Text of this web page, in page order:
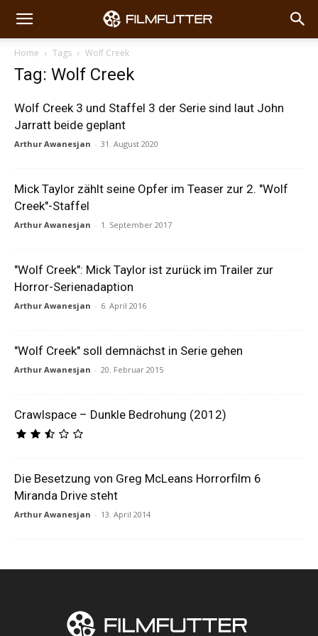
Home Tags Wolf Creek
Tag: Wolf Creek
Wolf Creek 3 und Staffel 3 der Serie sind laut John
Jarratt beide geplant
Arthur Awanesjan - 31. August 2020
Mick Taylor zählt seine Opfer im Teaser zur 2. "Wolf
Creek"-Staffel
Arthur Awanesjan - 1. September 2017
"Wolf Creek": Mick Taylor ist zurück im Trailer zur
Horror-Serienadaption
Arthur Awanesjan - 6. April 2016
"Wolf Creek" soll demnächst in Serie gehen
Arthur Awanesjan - 20. Februar 2015
Crawlspace – Dunkle Bedrohung (2012)
Die Besetzung von Greg McLeans Horrorfilm 6
Miranda Drive steht
Arthur Awanesjan - 13. April 2014